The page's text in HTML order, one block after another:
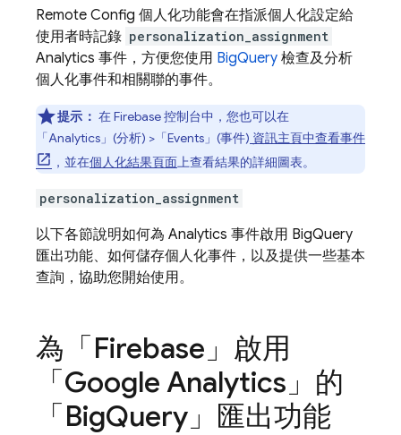
Remote Config 個人化功能會在指派個人化設定給
使用者時記錄 personalization_assignment
Analytics 事件，方便您使用 BigQuery 檢查及分析
個人化事件和相關聯的事件。
提示： 在Firebase控制台中，您也可以在
「Analytics」(分析) >「Events」(事件) 資訊主頁中查看事件
，並在個人化結果頁面上查看結果的詳細圖表。
personalization_assignment
以下各節說明如何為 Analytics 事件啟用 BigQuery
匯出功能、如何儲存個人化事件，以及提供一些基本
查詢，協助您開始使用。
為「Firebase 」啟用
「Google Analytics 」的
「BigQuery 」匯出功能